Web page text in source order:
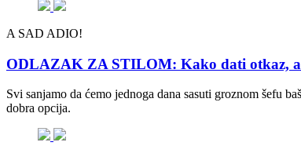
A SAD ADIO!
ODLAZAK ZA STILOM: Kako dati otkaz, a
Svi sanjamo da ćemo jednoga dana sasuti groznom šefu
dobra opcija.